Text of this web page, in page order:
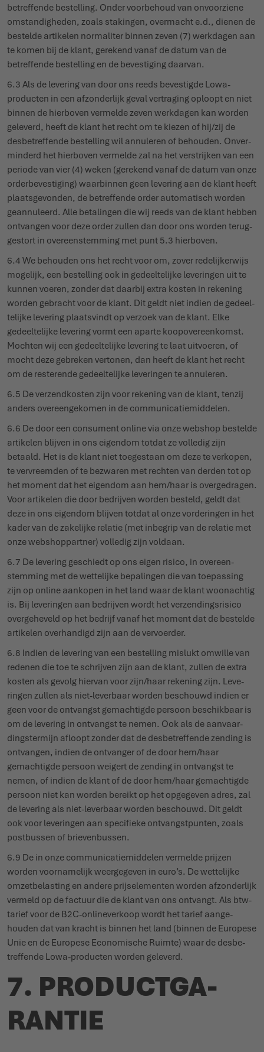
betreffende bestelling. Onder voor­behoud van onvoorziene
omstan­digheden, zoals stakingen, overmacht e.d., dienen de
bestelde artikelen normaliter binnen zeven (7) werkdagen aan
te komen bij de klant, gerekend vanaf de datum van de
betreffende bestelling en de beves­tiging daarvan.
6.3 Als de levering van door ons reeds bevestigde Lowa-
producten in een afzon­derlijk geval vertraging oploopt en niet
binnen de hierboven vermelde zeven werkdagen kan worden
geleverd, heeft de klant het recht om te kiezen of hij/zij de
desbe­treffende bestelling wil annuleren of behouden. Onver­
minderd het hierboven vermelde zal na het verstrijken van een
periode van vier (4) weken (gerekend vanaf de datum van onze
order­be­ves­tiging) waar­binnen geen levering aan de klant heeft
plaats­ge­vonden, de betreffende order auto­matisch worden
gean­nuleerd. Alle beta­lingen die wij reeds van de klant hebben
ontvangen voor deze order zullen dan door ons worden terug­
gestort in over­een­stemming met punt 5.3 hierboven.
6.4 We behouden ons het recht voor om, zover rede­lij­kerwijs
mogelijk, een bestelling ook in gedeel­telijke leve­ringen uit te
kunnen voeren, zonder dat daarbij extra kosten in rekening
worden gebracht voor de klant. Dit geldt niet indien de gedeel­
telijke levering plaatsvindt op verzoek van de klant. Elke
gedeel­telijke levering vormt een aparte koop­over­eenkomst.
Mochten wij een gedeel­telijke levering te laat uitvoeren, of
mocht deze gebreken vertonen, dan heeft de klant het recht
om de resterende gedeel­telijke leve­ringen te annuleren.
6.5 De verzend­kosten zijn voor rekening van de klant, tenzij
anders over­een­gekomen in de commu­ni­ca­tie­middelen.
6.6 De door een consument online via onze webshop bestelde
artikelen blijven in ons eigendom totdat ze volledig zijn
betaald. Het is de klant niet toegestaan om deze te verkopen,
te vervreemden of te bezwaren met rechten van derden tot op
het moment dat het eigendom aan hem/haar is over­ge­dragen.
Voor artikelen die door bedrijven worden besteld, geldt dat
deze in ons eigendom blijven totdat al onze vorde­ringen in het
kader van de zakelijke relatie (met inbegrip van de relatie met
onze webshop­partner) volledig zijn voldaan.
6.7 De levering geschiedt op ons eigen risico, in over­een­
stemming met de wettelijke bepa­lingen die van toepassing
zijn op online aankopen in het land waar de klant woon­achtig
is. Bij leve­ringen aan bedrijven wordt het verzen­dings­risico
over­ge­heveld op het bedrijf vanaf het moment dat de bestelde
artikelen over­handigd zijn aan de vervoerder.
6.8 Indien de levering van een bestelling mislukt omwille van
redenen die toe te schrijven zijn aan de klant, zullen de extra
kosten als gevolg hiervan voor zijn/haar rekening zijn. Leve­
ringen zullen als niet-leverbaar worden beschouwd indien er
geen voor de ontvangst gemachtigde persoon beschikbaar is
om de levering in ontvangst te nemen. Ook als de aanvaar­
dings­termijn afloopt zonder dat de desbe­treffende zending is
ontvangen, indien de ontvanger of de door hem/haar
gemachtigde persoon weigert de zending in ontvangst te
nemen, of indien de klant of de door hem/haar gemachtigde
persoon niet kan worden bereikt op het opgegeven adres, zal
de levering als niet-leverbaar worden beschouwd. Dit geldt
ook voor leve­ringen aan specifieke ontvangst­punten, zoals
post­bussen of brie­ven­bussen.
6.9 De in onze commu­ni­ca­tie­middelen vermelde prijzen
worden voor­na­melijk weer­gegeven in euro’s. De wettelijke
omzet­be­lasting en andere prijs­ele­menten worden afzon­derlijk
vermeld op de factuur die de klant van ons ontvangt. Als btw-
tarief voor de B2C-onli­ne­verkoop wordt het tarief aange­
houden dat van kracht is binnen het land (binnen de Europese
Unie en de Europese Econo­mische Ruimte) waar de desbe­
treffende Lowa-producten worden geleverd.
7. PRODUCT­GA­
RANTIE